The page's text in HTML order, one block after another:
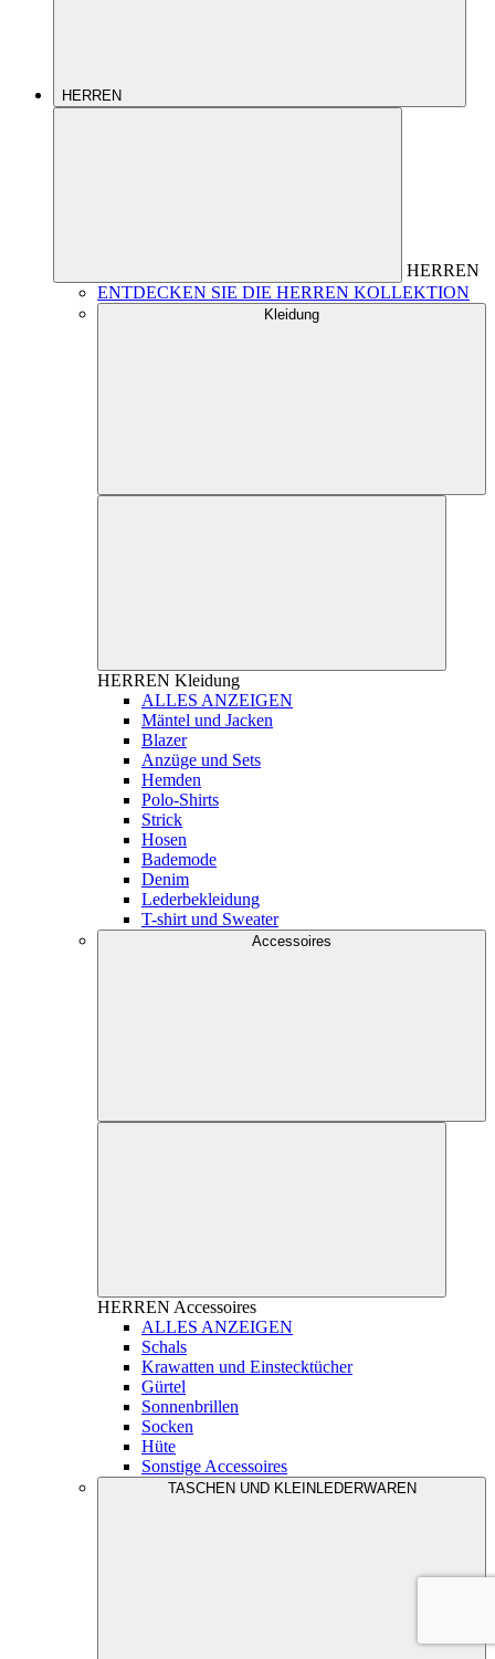
HERREN
HERREN
ENTDECKEN SIE DIE HERREN KOLLEKTION
Kleidung
HERREN Kleidung
ALLES ANZEIGEN
Mäntel und Jacken
Blazer
Anzüge und Sets
Hemden
Polo-Shirts
Strick
Hosen
Bademode
Denim
Lederbekleidung
T-shirt und Sweater
Accessoires
HERREN Accessoires
ALLES ANZEIGEN
Schals
Krawatten und Einstecktücher
Gürtel
Sonnenbrillen
Socken
Hüte
Sonstige Accessoires
TASCHEN UND KLEINLEDERWAREN